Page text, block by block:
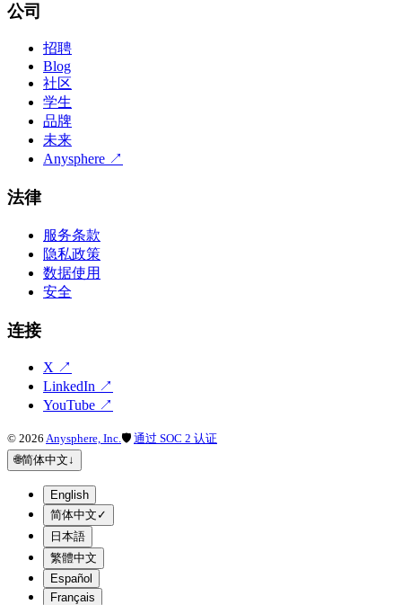
公司
招聘
Blog
社区
学生
品牌
未来
Anysphere ↗
法律
服务条款
隐私政策
数据使用
安全
连接
X ↗
LinkedIn ↗
YouTube ↗
© 2026 Anysphere, Inc.🛡 通过 SOC 2 认证
🌐简体中文↓
English
简体中文 ✓
日本語
繁體中文
Español
Français